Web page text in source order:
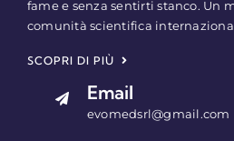
fame e senza sentirti stanco. Un
comunità scientifica
SCOPRI DI PIÙ
Email
evomedsrl@gmail.com